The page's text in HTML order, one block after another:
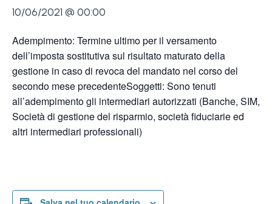
10/06/2021 @ 00:00
Adempimento: Termine ultimo per il versamento
dell’imposta sostitutiva sul risultato maturato della
gestione in caso di revoca del mandato nel corso del
secondo mese precedenteSoggetti: Sono tenuti
all’adempimento gli intermediari autorizzati (Banche, SIM,
Società di gestione del risparmio, società fiduciarie ed
altri intermediari professionali)